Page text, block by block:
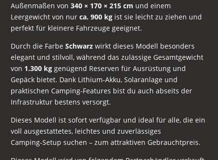
Außenmaßen von340 × 170 × 215 cm und einem
Leergewicht von nurca. 900 kg ist sie leicht zu ziehen und
perfekt für kleinere Fahrzeuge geeignet.
Durch die FarbeSchwarzwirkt dieses Modell besonders
elegant und stilvoll, während das zulässige Gesamtgewicht
von 1.300 kg genügend Reserven für Ausrüstung und
Gepäck bietet. Dank Lithium‑Akku, Solaranlage und
praktischen Camping‑Features bist du auch abseits der
Infrastruktur bestens versorgt.
Dieses Modell ist sofort verfügbar und ideal für alle, die ein
voll ausgestattetes, leichtes und zuverlässiges
Camping‑Setup suchen – zum attraktiven Gebrauchtpreis.